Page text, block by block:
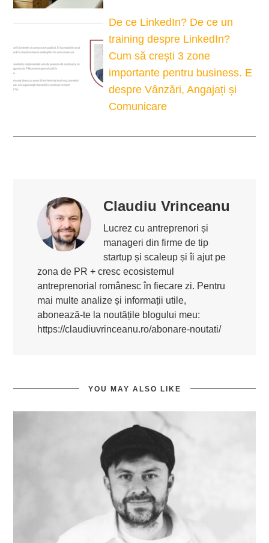
De ce LinkedIn? De ce un
training despre LinkedIn?
Cum să crești 3 zone
importante pentru business. E
despre Vânzări, Angajați și
Comunicare
Claudiu Vrinceanu
Lucrez cu antreprenori și
manageri din firme de tip
startup și scaleup și îi ajut pe
zona de PR + cresc ecosistemul
antreprenorial românesc în fiecare zi. Pentru
mai multe analize și informații utile,
abonează-te la noutățile blogului meu:
https://claudiuvrinceanu.ro/abonare-noutati/
YOU MAY ALSO LIKE